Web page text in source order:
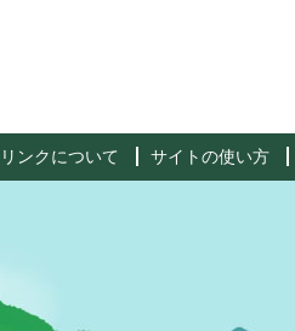
リンクについて サイトの使い方